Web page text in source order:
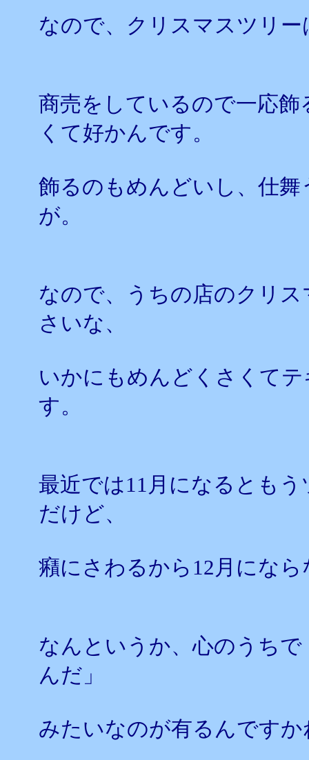
なので、クリスマスツリ
商売をしているので一応
くて好かんです。
飾るのもめんどいし、仕
が。
なので、うちの店のクリ
さいな、
いかにもめんどくさくて
す。
最近では11月になるとも
だけど、
癪にさわるから12月にな
なんというか、心のうち
んだ」
みたいなのが有るんですか